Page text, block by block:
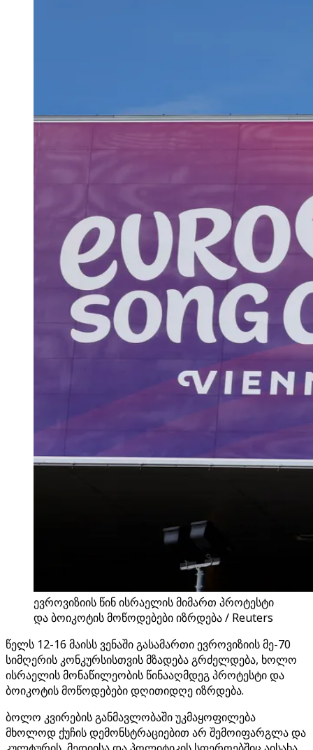
ევროვიზიის წინ ისრაელის მიმართ პროტესტი
და ბოიკოტის მოწოდებები იზრდება / Reuters
წელს 12-16 მაისს ვენაში გასამართი ევროვიზიის მე-70
სიმღერის კონკურსისთვის მზადება გრძელდება, ხოლო
ისრაელის მონაწილეობის წინააღმდეგ პროტესტი და
ბოიკოტის მოწოდებები დღითიდღე იზრდება.
ბოლო კვირების განმავლობაში უკმაყოფილება
მხოლოდ ქუჩის დემონსტრაციებით არ შემოიფარგლა და